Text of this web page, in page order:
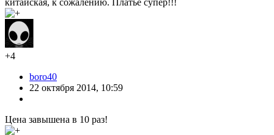
+4
boro40
22 октября 2014, 10:59
Цена завышена в 10 раз!